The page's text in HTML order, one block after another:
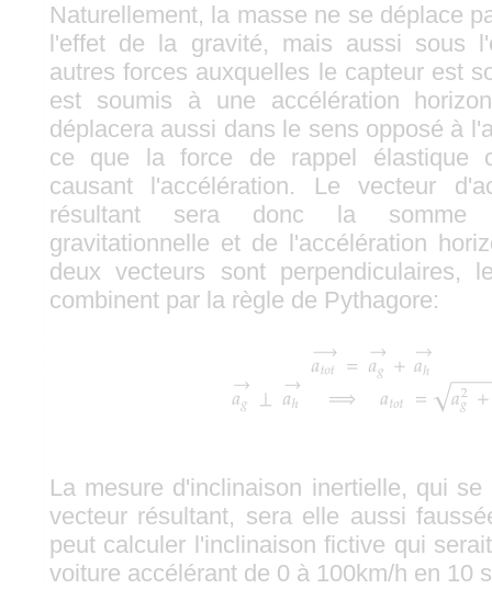
Naturellement, la masse ne se déplace
l'effet de la gravité, mais aussi sous
autres forces auxquelles le capteur est
est soumis à une accélération
déplacera aussi dans le sens opposé à
ce que la force de rappel élastique
causant l'accélération. Le vecteur
résultant sera donc la somme
gravitationnelle et de l'accélération
deux vecteurs sont perpendiculaires,
combinent par la règle de Pythagore:
La mesure d'inclinaison inertielle, qui
vecteur résultant, sera elle aussi
peut calculer l'inclinaison fictive qui
voiture accélérant de 0 à 100km/h en 10